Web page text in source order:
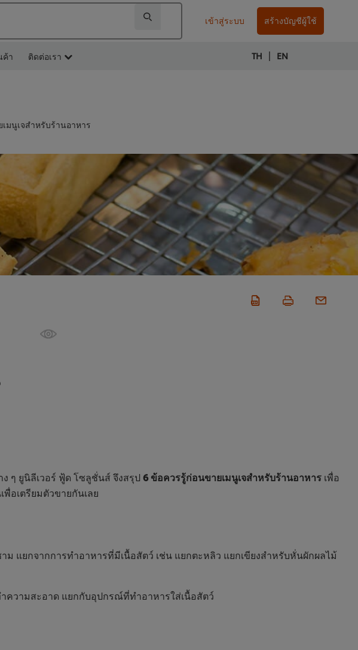
เข้าสู่ระบบ สร้างบัญชีผู้ใช้
ค้า ติดต่อเรา TH | EN
มนูเจสำหรับร้านอาหาร
ๆ ยูนิลีเวอร์ ฟู้ด โซลูชั่นส์ จึงสรุป 6 ข้อควรรู้ก่อนขายเมนูเจสำหรับร้านอาหาร เพื่อ
อเตรียมตัวขายกันเลย
แยกจากการทำอาหารที่มีเนื้อสัตว์ เช่น แยกตะหลิว แยกเขียงสำหรับหั่นผักผลไม้
ความสะอาด แยกกับอุปกรณ์ที่ทำอาหารใส่เนื้อสัตว์